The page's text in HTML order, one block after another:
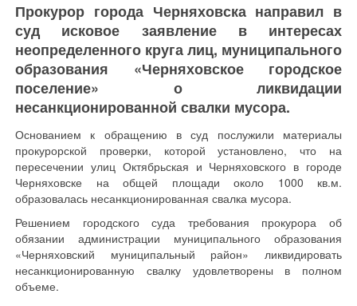
Прокурор города Черняховска направил в
суд исковое заявление в интересах
неопределенного круга лиц, муниципального
образования «Черняховское городское
поселение» о ликвидации
несанкционированной свалки мусора.
Основанием к обращению в суд послужили материалы
прокурорской проверки, которой установлено, что на
пересечении улиц Октябрьская и Черняховского в городе
Черняховске на общей площади около 1000 кв.м.
образовалась несанкционированная свалка мусора.
Решением городского суда требования прокурора об
обязании администрации муниципального образования
«Черняховский муниципальный район» ликвидировать
несанкционированную свалку удовлетворены в полном
объеме.